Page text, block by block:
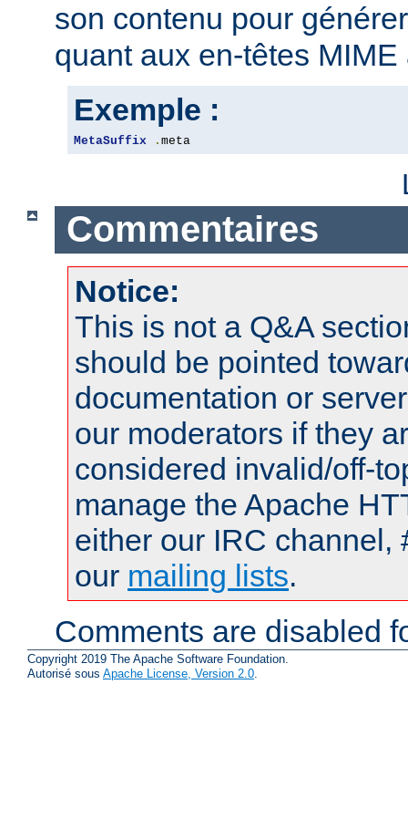
son contenu pour
quant aux en-têtes
Exemple :
MetaSuffix . meta
Commentaires
Notice:
This is not a Q&A
should be pointed
documentation or
our moderators if they
considered invalid/off-
manage the Apache
either our IRC channel,
our mailing lists.
Comments are disabled
Copyright 2019 The Apache Software Foundation.
Autorisé sous Apache License, Version 2.0.